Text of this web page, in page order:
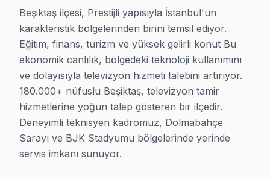
Muradiye bölgesi TV Servis →
Nisbetiye TV Servis
Nisbetiye'de TV'niz çizgili görüntü mü veriyor? Bu
Nisbetiye bölgesi TV Servis →
Ortaköy TV Servis
Ortaköy bölgesindeki TV kullanıcıları ikinci el cihaz
Ortaköy bölgesi TV Servis →
Beşiktaş ilçesi, Prestijli yapısıyla İstanbul'un
karakteristik bölgelerinden birini temsil ediyor.
Eğitim, finans, turizm ve yüksek gelirli konut Bu
ekonomik canlılık, bölgedeki teknoloji kullanımını
ve dolayısıyla televizyon hizmeti talebini artırıyor.
180.000+ nüfuslu Beşiktaş, televizyon tamir
hizmetlerine yoğun talep gösteren bir ilçedir.
Deneyimli teknisyen kadromuz, Dolmabahçe
Sarayı ve BJK Stadyumu bölgelerinde yerinde
servis imkanı sunuyor.